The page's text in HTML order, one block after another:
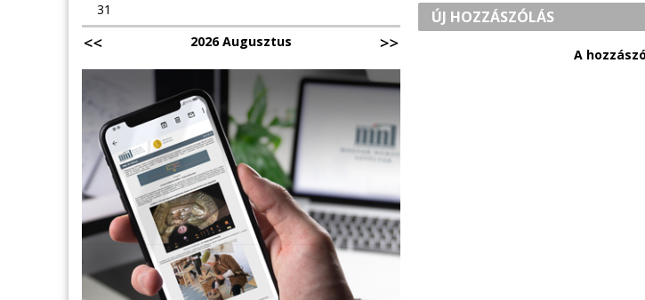
ÚJ HOZZÁSZÓLÁS
A
31
2026 Augusztus